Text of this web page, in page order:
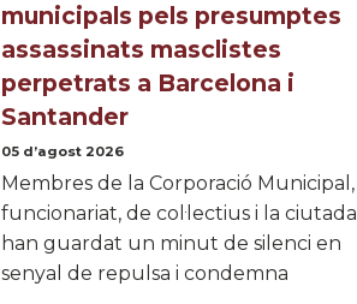
municipals pels presumptes
assassinats masclistes
perpetrats a Barcelona i
Santander
05 d’agost 2026
Membres de la Corporació Municipal,
funcionariat, de col·lectius i la
han guardat un minut de silenci en
senyal de repulsa i condemna